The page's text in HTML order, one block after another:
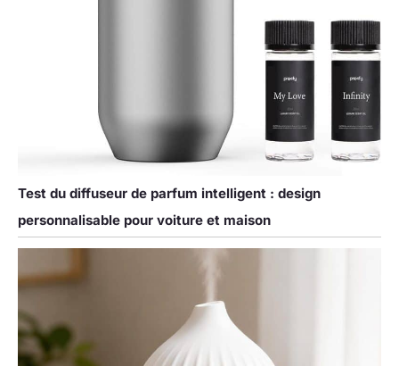
Test du diffuseur de parfum intelligent : design
personnalisable pour voiture et maison